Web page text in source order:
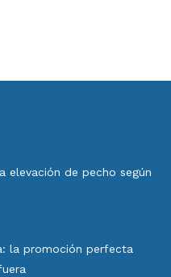
elevación de pecho según
la promoción perfecta